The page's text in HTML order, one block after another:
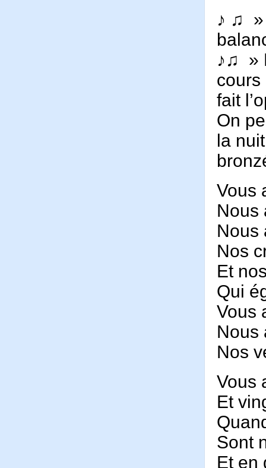
♪ ♫ »
♪♫ »
cours
fait
On
la
Vous
Nous
Nous
Nos
Et
Qui
Vous
Nous
Nos
Vous
Et
Sont
Et en